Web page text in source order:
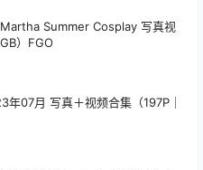
Summer Cosplay 写真视
）FGO
07月 写真＋视频合集（197P｜